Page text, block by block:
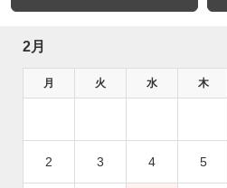
2月
月 火 水 木
2 3 4 5